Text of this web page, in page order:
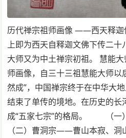
历代禅宗祖师画像 ——西天
上即为西天自释迦文佛下传二
大师又为中土禅宗初祖。 慧
师画像，自三十三祖慧能大师以
然成”，中国禅宗终于在中华大
结束了单传的境地。在历史的
成“五家七宗”的格局。 （一
（二）曹洞宗——曹山本寂、洞